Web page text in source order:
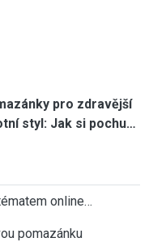
pro zdravější
styl: Jak si pochu…
online…
pomazánku